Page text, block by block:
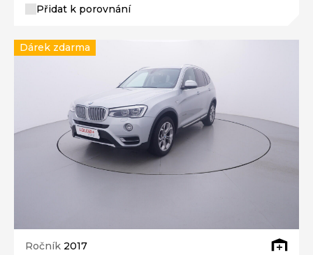
Přidat k porovnání
Ročník 2017
Dárek zdarma